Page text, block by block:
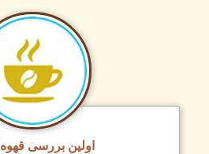
اولین بررسی قهوه ایران